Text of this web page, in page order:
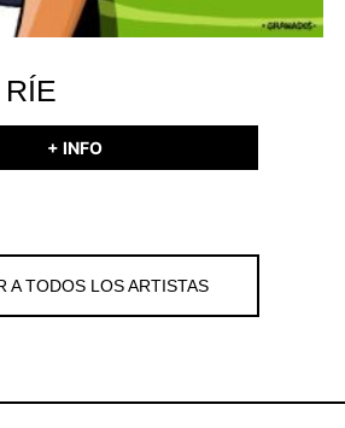
+ INFO
A TODOS LOS ARTISTAS